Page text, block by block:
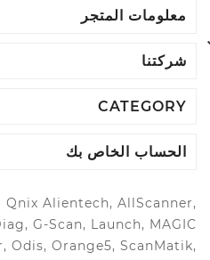
معلومات المتجر
شركتنا
CATEGORY
الحساب الخاص بك
Alientech, AllScanner,
G-Scan, Launch, MAGIC
Odis, Orange5, ScanMatik,